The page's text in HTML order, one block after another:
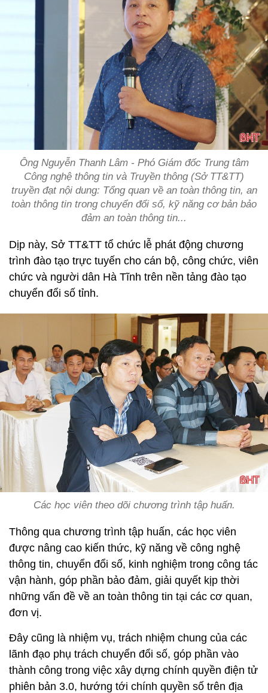
Ông Nguyễn Thanh Lâm - Phó Giám đốc Trung tâm
Công nghệ thông tin và Truyền thông (Sở TT&TT)
truyền đạt nội dung: Tổng quan về an toàn thông tin, an
toàn thông tin trong chuyển đổi số, kỹ năng cơ bản bảo
đảm an toàn thông tin...
Dịp này, Sở TT&TT tổ chức lễ phát động chương
trình đào tạo trực tuyến cho cán bộ, công chức, viên
chức và người dân Hà Tĩnh trên nền tảng đào tạo
chuyển đổi số tỉnh.
Các học viên theo dõi chương trình tập huấn.
Thông qua chương trình tập huấn, các học viên
được nâng cao kiến thức, kỹ năng về công nghệ
thông tin, chuyển đổi số, kinh nghiệm trong công tác
vận hành, góp phần bảo đảm, giải quyết kịp thời
những vấn đề về an toàn thông tin tại các cơ quan,
đơn vị.
Đây cũng là nhiệm vụ, trách nhiệm chung của các
lãnh đạo phụ trách chuyển đổi số, góp phần vào
thành công trong việc xây dựng chính quyền điện tử
phiên bản 3.0, hướng tới chính quyền số trên địa